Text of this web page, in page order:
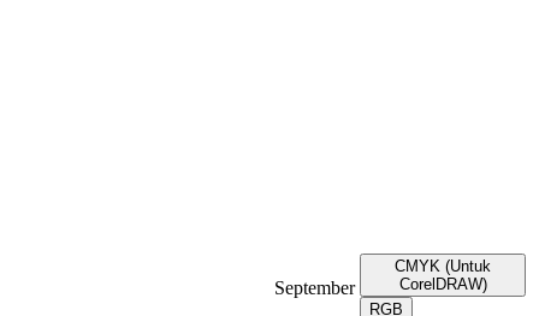
September
CMYK (Untuk
CorelDRAW)
RGB